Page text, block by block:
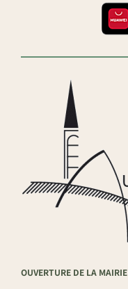
OUVERTURE DE LA MAIRIE